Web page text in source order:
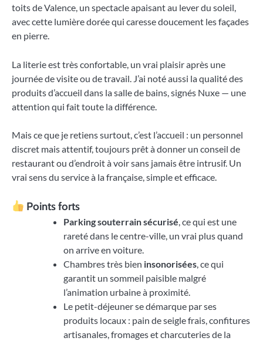
toits de Valence, un spectacle apaisant au lever du soleil,
avec cette lumière dorée qui caresse doucement les façades
en pierre.
La literie est très confortable, un vrai plaisir après une
journée de visite ou de travail. J’ai noté aussi la qualité des
produits d’accueil dans la salle de bains, signés Nuxe — une
attention qui fait toute la différence.
Mais ce que je retiens surtout, c’est l’accueil : un personnel
discret mais attentif, toujours prêt à donner un conseil de
restaurant ou d’endroit à voir sans jamais être intrusif. Un
vrai sens du service à la française, simple et efficace.
Points forts
Parking souterrain sécurisé , ce qui est une
rareté dans le centre-ville, un vrai plus quand
on arrive en voiture.
Chambres très bien insonorisées , ce qui
garantit un sommeil paisible malgré
l’animation urbaine à proximité.
Le petit-déjeuner se démarque par ses
produits locaux : pain de seigle frais, confitures
artisanales, fromages et charcuteries de la